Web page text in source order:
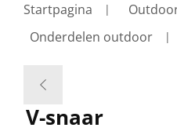
Startpagina
Onderdelen outdoor
V-snaar